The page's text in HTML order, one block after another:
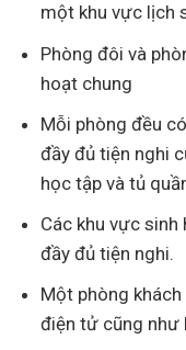
một khu vực lịch
Phòng đôi và
hoạt chung
Mỗi phòng đều
đầy đủ tiện nghi
học tập và tủ
Các khu vực
đầy đủ tiện nghi.
Một phòng
điện tử cũng như